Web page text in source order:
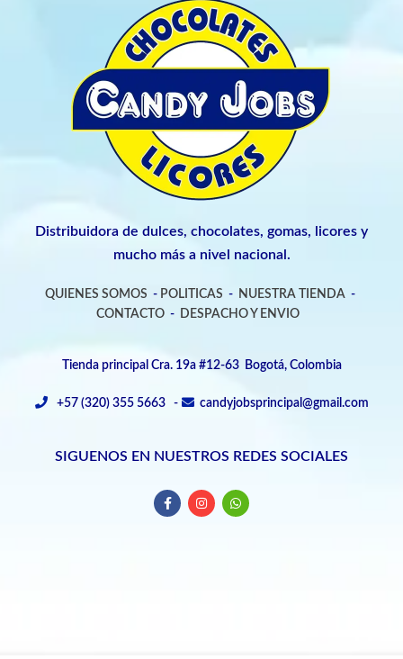
Distribuidora de dulces, chocolates, gomas, licores y
mucho más a nivel nacional.
QUIENES SOMOS - POLITICAS - NUESTRA TIENDA -
CONTACTO- DESPACHO Y ENVIO
Tienda principal Cra. 19a #12-63 Bogotá, Colombia
+57 (320) 355 5663 - candyjobsprincipal@gmail.com
SIGUENOS EN NUESTROS REDES SOCIALES